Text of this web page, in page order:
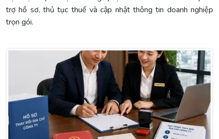
trợ hồ sơ, thủ tục thuế và cập nhật thông tin doanh nghiệp
trọn gói.